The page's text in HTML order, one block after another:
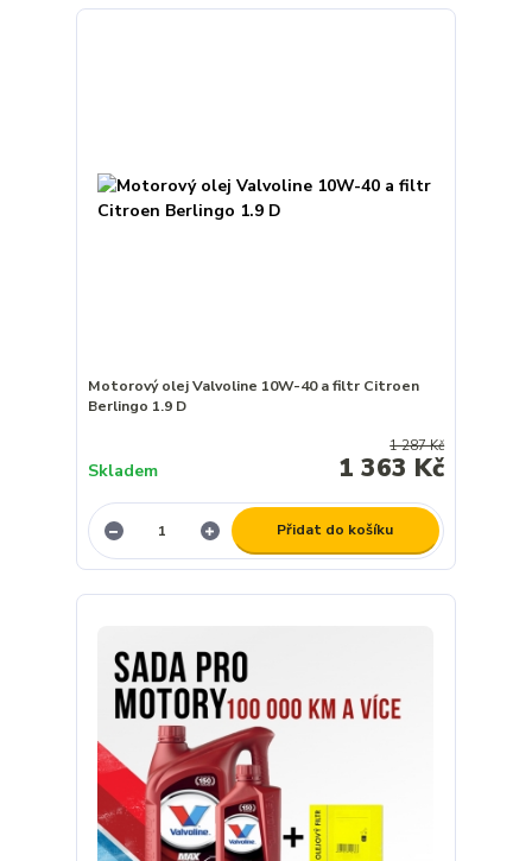
Motorový olej Valvoline 10W-40 a filtr Citroen
Berlingo 1.9 D
1 287 Kč
1 363 Kč
Skladem
Přidat do košíku